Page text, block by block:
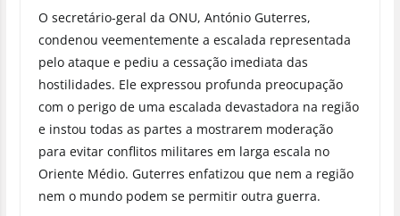
O secretário-geral da ONU, António Guterres,
condenou veementemente a escalada representada
pelo ataque e pediu a cessação imediata das
hostilidades. Ele expressou profunda preocupação
com o perigo de uma escalada devastadora na região
e instou todas as partes a mostrarem moderação
para evitar conflitos militares em larga escala no
Oriente Médio. Guterres enfatizou que nem a região
nem o mundo podem se permitir outra guerra.